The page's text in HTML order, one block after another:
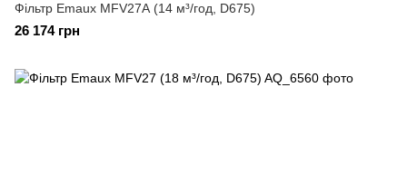
Фільтр Emaux MFV27А (14 м³/год, D675)
26 174 грн